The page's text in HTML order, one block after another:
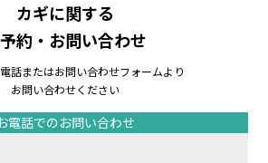
カギに関する
約・お問い合わせ
話またはお問い合わせフォームより
お問い合わせください
電話でのお問い合わせ